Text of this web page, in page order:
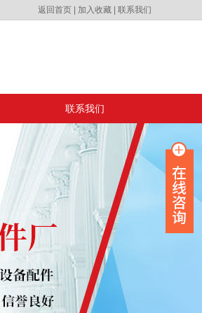
返回首页 加入收藏 联系我们
联系我们